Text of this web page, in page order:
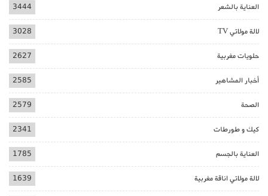
العناية بالشعر 3444
لالة مولاتي TV 3028
حلويات مغربية 2627
أخبار المشاهير 2585
الصحة 2579
كيك و طورطات 2341
العناية بالجسم 1785
لالة مولاتي اناقة مغربية 1639